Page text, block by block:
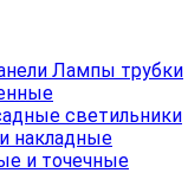
Лампы трубки
светильники
накладные
и точечные